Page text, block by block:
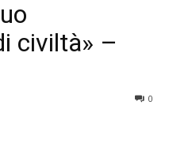
civiltà» –
0